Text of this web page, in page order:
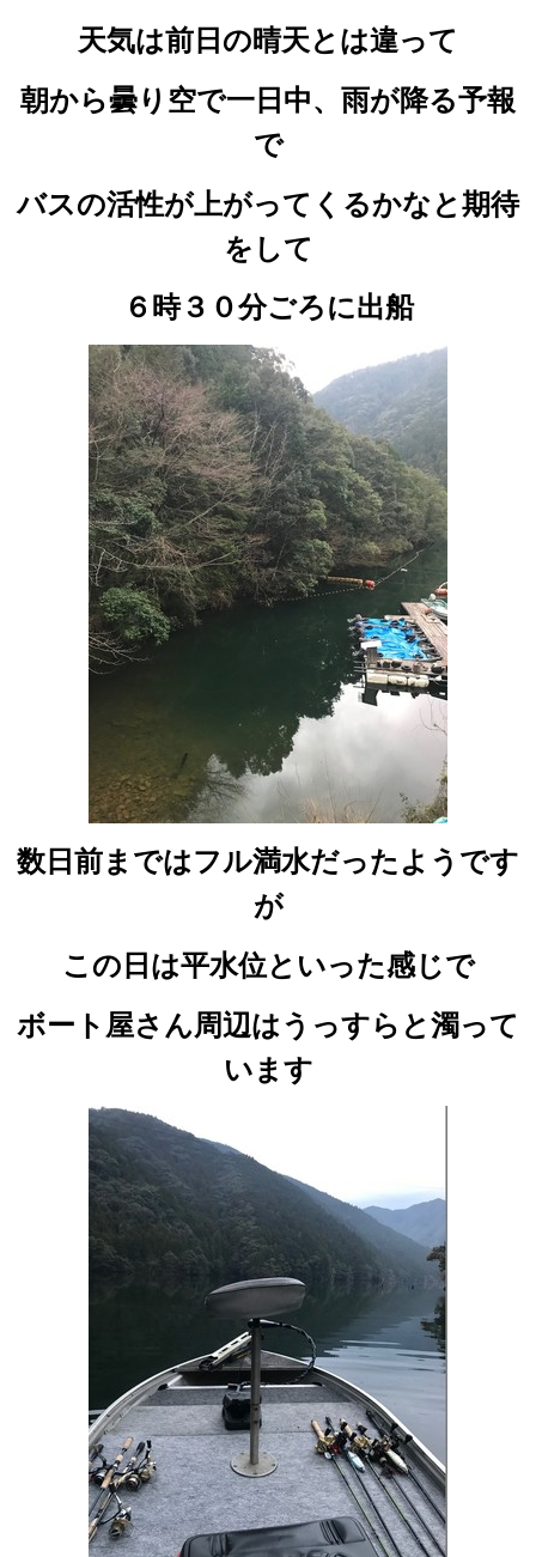
天気は前日の晴天とは違って
朝から曇り空で一日中、雨が降る予報
で
バスの活性が上がってくるかなと期待
をして
６時３０分ごろに出船
数日前まではフル満水だったようです
が
この日は平水位といった感じで
ボート屋さん周辺はうっすらと濁って
います